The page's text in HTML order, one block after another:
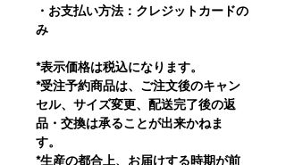
・お支払い方法：クレジットカードの
み
*表示価格は税込になります。
*受注予約商品は、ご注文後のキャン
セル、サイズ変更、配送完了後の返
品・交換は承ることが出来かねま
す。
*生産の都合上、お届けする時期が前